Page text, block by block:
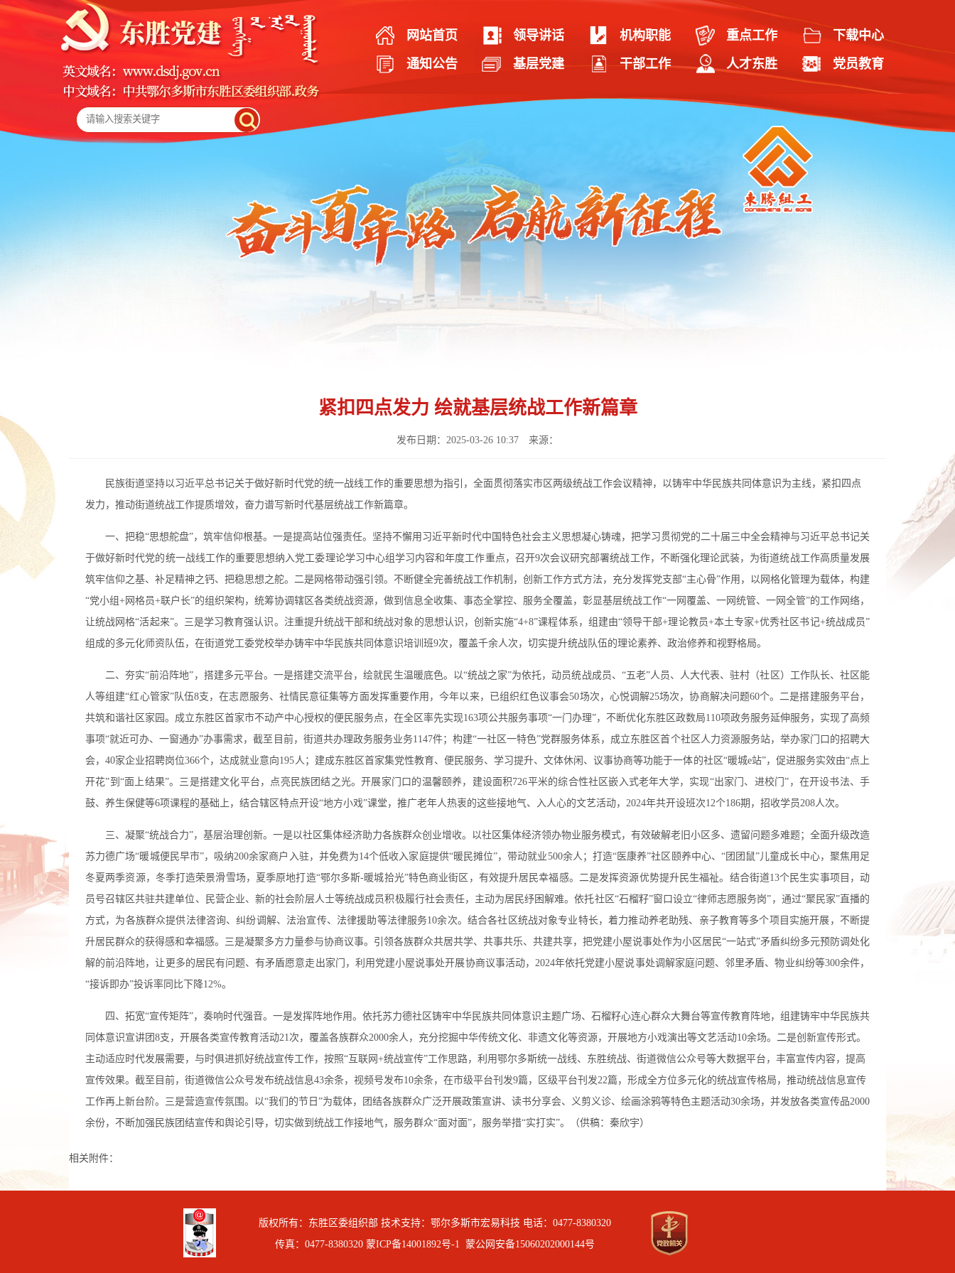
网站首页 领导讲话 机构职能 重点工作
下载中心
通知公告
基层党建 干部工作 人才东胜 党员教育
紧扣四点发力 绘就基层统战工作新篇章
发布日期：2025-03-26 10:37 来源：
民族街道坚持以习近平总书记关于做好新时代党的统一战线工作的重要思想为指引，全面贯彻落实市区两级统战工作会议精神，以铸牢中华民族共同体意识为主线，紧扣四点
发力，推动街道统战工作提质增效，奋力谱写新时代基层统战工作新篇章。
一、把稳“思想舵盘”，筑牢信仰根基。一是提高站位强责任。坚持不懈用习近平新时代中国特色社会主义思想凝心铸魂，把学习贯彻党的二十届三中全会精神与习近平总书记关
于做好新时代党的统一战线工作的重要思想纳入党工委理论学习中心组学习内容和年度工作重点，召开9次会议研究部署统战工作，不断强化理论武装，为街道统战工作高质量发展
筑牢信仰之基、补足精神之钙、把稳思想之舵。 二是网格带动强引领。不断健全完善统战工作机制，创新工作方式方法，充分发挥党支部“主心骨”作用，以网格化管理为载体，构建
“党小组+网格员+联户长”的组织架构，统筹协调辖区各类统战资源，做到信息全收集、事态全掌控、服务全覆盖，彰显基层统战工作“一网覆盖、一网统管、一网全管”的工作网络，
让统战网格“活起来”。 三是学习教育强认识。注重提升统战干部和统战对象的思想认识，创新实施“4+8”课程体系，组建由“领导干部+理论教员+本土专家+优秀社区书记+统战成员”
组成的多元化师资队伍，在街道党工委党校举办铸牢中华民族共同体意识培训班9次，覆盖千余人次，切实提升统战队伍的理论素养、政治修养和视野格局。
二、夯实“前沿阵地”，搭建多元平台。一是搭建交流平台，绘就民生温暖底色。以“统战之家”为依托，动员统战成员、“五老”人员、人大代表、驻村（社区）工作队长、社区能
人等组建“红心管家”队伍8支，在志愿服务、社情民意征集等方面发挥重要作用，今年以来，已组织红色议事会50场次，心悦调解25场次，协商解决问题60个。二是搭建服务平台，
共筑和谐社区家园。成立东胜区首家市不动产中心授权的便民服务点，在全区率先实现163项公共服务事项“一门办理”，不断优化东胜区政数局110项政务服务延伸服务，实现了高频
事项“就近可办、一窗通办”办事需求，截至目前，街道共办理政务服务业务1147件；构建“一社区一特色”党群服务体系，成立东胜区首个社区人力资源服务站，举办家门口的招聘大
会，40家企业招聘岗位366个，达成就业意向195人；建成东胜区首家集党性教育、便民服务、学习提升、文体休闲、议事协商等功能于一体的社区“暖城e站”，促进服务实效由“点上
开花”到“面上结果”。 三是搭建文化平台，点亮民族团结之光。开展家门口的温馨颐养，建设面积726平米的综合性社区嵌入式老年大学，实现“出家门、进校门”，在开设书法、手
鼓、养生保健等6项课程的基础上，结合辖区特点开设“地方小戏”课堂，推广老年人热衷的这些接地气、入人心的文艺活动，2024年共开设班次12个186期，招收学员208人次。
三、凝聚“统战合力”，基层治理创新。 一是以社区集体经济助力各族群众创业增收。以社区集体经济领办物业服务模式，有效破解老旧小区多、遗留问题多难题；全面升级改造
苏力德广场“暖城便民早市”，吸纳200余家商户入驻，并免费为14个低收入家庭提供“暖民摊位”，带动就业500余人；打造“医康养”社区颐养中心、“团团鼠”儿童成长中心，聚焦用足
冬夏两季资源，冬季打造荣景滑雪场，夏季原地打造“鄂尔多斯-暖城拾光”特色商业街区，有效提升居民幸福感。 二是发挥资源优势提升民生福祉。结合街道13个民生实事项目，动
员号召辖区共驻共建单位、民营企业、新的社会阶层人士等统战成员积极履行社会责任，主动为居民纾困解难。依托社区“石榴籽”窗口设立“律师志愿服务岗”，通过“聚民家”直播的
方式，为各族群众提供法律咨询、纠纷调解、法治宣传、法律援助等法律服务10余次。结合各社区统战对象专业特长，着力推动养老助残、亲子教育等多个项目实施开展，不断提
升居民群众的获得感和幸福感。 三是凝聚多方力量参与协商议事。引领各族群众共居共学、共事共乐、共建共享，把党建小屋说事处作为小区居民“一站式”矛盾纠纷多元预防调处化
解的前沿阵地，让更多的居民有问题、有矛盾愿意走出家门，利用党建小屋说事处开展协商议事活动，2024年依托党建小屋说事处调解家庭问题、邻里矛盾、物业纠纷等300余件，
“接诉即办”投诉率同比下降12%。
四、拓宽“宣传矩阵”，奏响时代强音。一是发挥阵地作用。依托苏力德社区铸牢中华民族共同体意识主题广场、石榴籽心连心群众大舞台等宣传教育阵地，组建铸牢中华民族共
同体意识宣讲团8支，开展各类宣传教育活动21次，覆盖各族群众2000余人，充分挖掘中华传统文化、非遗文化等资源，开展地方小戏演出等文艺活动10余场。 二是创新宣传形式。
主动适应时代发展需要，与时俱进抓好统战宣传工作，按照“互联网+统战宣传”工作思路，利用鄂尔多斯统一战线、东胜统战、街道微信公众号等大数据平台，丰富宣传内容，提高
宣传效果。截至目前，街道微信公众号发布统战信息43余条，视频号发布10余条，在市级平台刊发9篇，区级平台刊发22篇，形成全方位多元化的统战宣传格局，推动统战信息宣传
工作再上新台阶。 三是营造宣传氛围。以“我们的节日”为载体，团结各族群众广泛开展政策宣讲、读书分享会、义剪义诊、绘画涂鸦等特色主题活动30余场，并发放各类宣传品2000
余份，不断加强民族团结宣传和舆论引导，切实做到统战工作接地气，服务群众“面对面”，服务举措“实打实”。（供稿：秦欣宇）
相关附件：
版权所有：东胜区委组织部 技术支持：鄂尔多斯市宏易科技 电话：0477-8380320
传真：0477-8380320 蒙ICP备14001892号-1 蒙公网安备15060202000144号